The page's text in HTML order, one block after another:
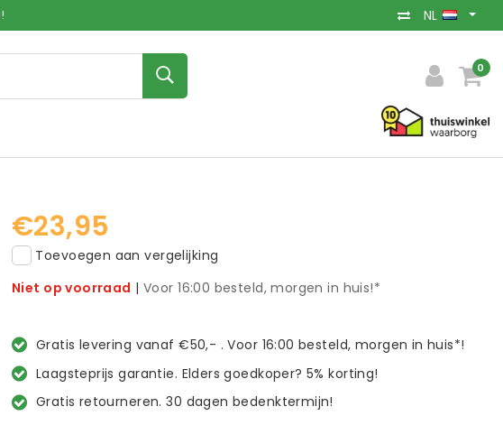
NL
0
€23,95
Toevoegen aan vergelijking
Niet op voorraad | Voor 16:00 besteld, morgen in huis!*
Gratis levering vanaf €50,- . Voor 16:00 besteld, morgen in huis*!
Laagsteprijs garantie. Elders goedkoper? 5% korting!
Gratis retourneren. 30 dagen bedenktermijn!